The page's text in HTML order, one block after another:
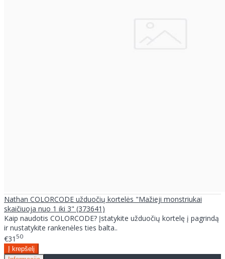
Nathan COLORCODE užduočių kortelės "Mažieji monstriukai
skaičiuoja nuo 1 iki 3" (373641)
Kaip naudotis COLORCODE? Įstatykite užduočių kortelę į pagrindą
ir nustatykite rankenėles ties balta..
€31 50